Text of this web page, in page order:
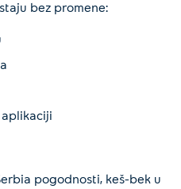
bez promene:
pogodnosti, keš-bek u